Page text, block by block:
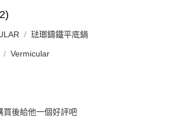
琺瑯鑄鐵平底鍋
Vermicular
買後給他一個好評吧